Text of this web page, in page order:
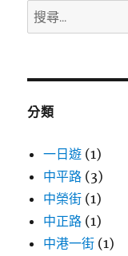
搜
尋
鍵
分類
一日遊 (1)
中平路 (3)
中榮街 (1)
中正路 (1)
中港一街 (1)